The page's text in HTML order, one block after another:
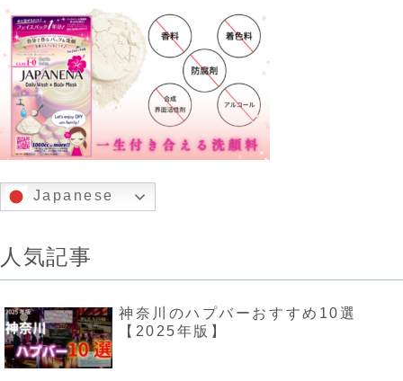
Japanese
人気記事
神奈川のハプバーおすすめ10選
【2025年版】